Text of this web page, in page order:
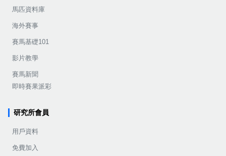
馬匹資料庫
海外賽事
賽馬基礎101
影片教學
賽馬新聞
即時賽果派彩
研究所會員
用戶資料
免費加入